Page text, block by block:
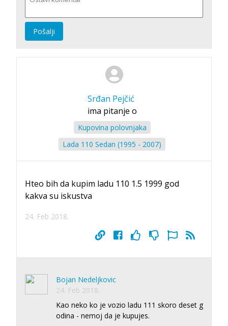
Pošalji
Srđan Pejčić
ima pitanje o
Kupovina polovnjaka
Lada 110 Sedan (1995 - 2007)
Hteo bih da kupim ladu 110 1.5 1999 god
kakva su iskustva
24. Feb 2018.
Bojan Nedeljkovic
24. Feb 2018.
Kao neko ko je vozio ladu 111 skoro deset g
odina - nemoj da je kupujes.